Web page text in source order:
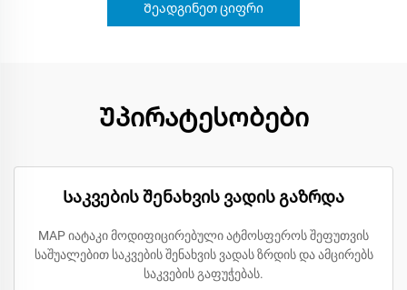
Შეადგინეთ ციფრი
Უპირატესობები
Საკვების შენახვის ვადის გაზრდა
MAP იატაკი მოდიფიცირებული ატმოსფეროს შეფუთვის
საშუალებით საკვების შენახვის ვადას ზრდის და ამცირებს
საკვების გაფუჭებას.